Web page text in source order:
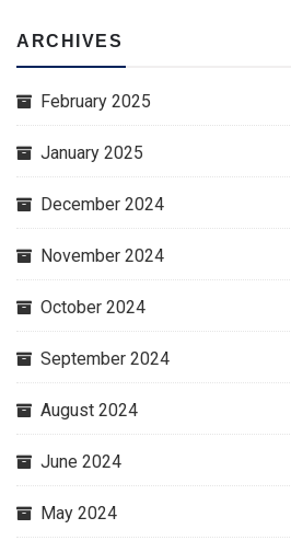
ARCHIVES
February 2025
January 2025
December 2024
November 2024
October 2024
September 2024
August 2024
June 2024
May 2024